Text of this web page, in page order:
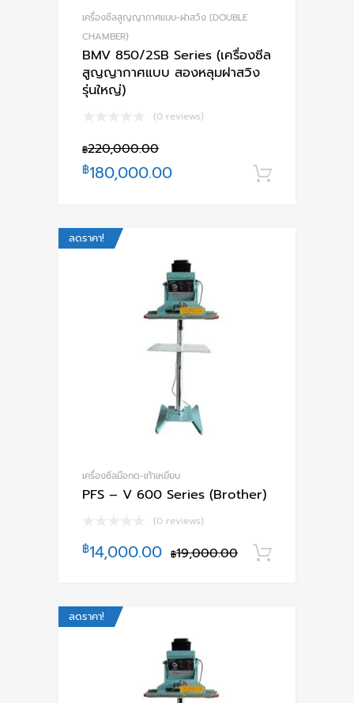
เครื่องซีลสูญญากาศแบบ-ฝาสวิง (DOUBLE
CHAMBER)
BMV 850/2SB Series (เครื่องซีล
สูญญากาศแบบ สองหลุมฝาสวิง
รุ่นใหญ่)
(0 reviews)
฿220,000.00
฿180,000.00
ลดราคา!
เครื่องซีลมือกด-เท้าเหยียบ
PFS – V 600 Series (Brother)
(0 reviews)
฿19,000.00
฿14,000.00
ลดราคา!